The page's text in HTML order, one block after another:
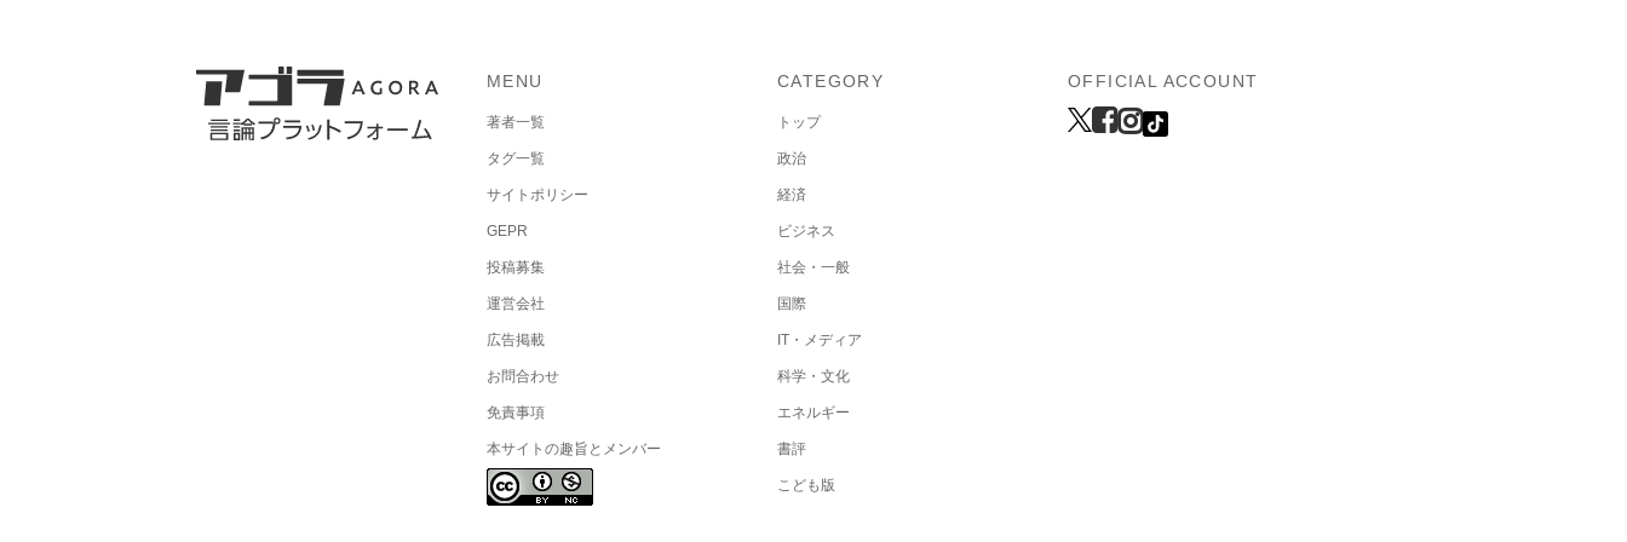
MENU
著者一覧
タグ一覧
サイトポリシー
GEPR
投稿募集
運営会社
広告掲載
お問合わせ
免責事項
本サイトの趣旨とメンバー
CATEGORY
トップ
政治
経済
ビジネス
社会・一般
国際
IT・メディア
科学・文化
エネルギー
書評
こども版
OFFICIAL ACCOUNT